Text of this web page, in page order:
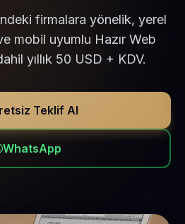
firmalara yönelik, yerel
mobil uyumlu Hazır Web
yıllık 50 USD + KDV.
Teklif Al
WhatsApp